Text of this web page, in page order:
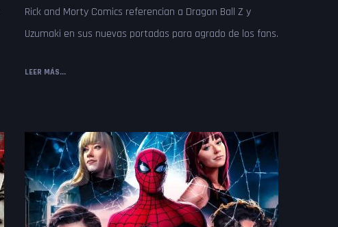
Rick and Morty Comics referencian a Dragon Ball Z y
Uzumaki en sus nuevas portadas para agrado de los fans.
LEER MÁS...